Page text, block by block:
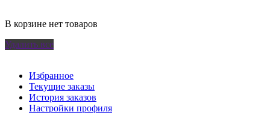
В корзине нет товаров
Удалить все
Избранное
Текущие заказы
История заказов
Настройки профиля